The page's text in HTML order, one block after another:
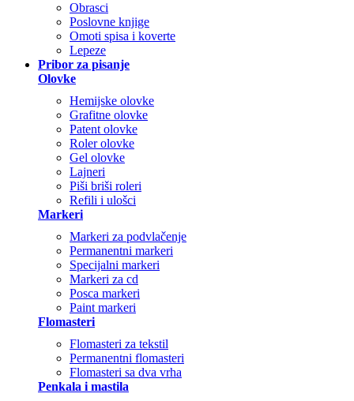
Obrasci
Poslovne knjige
Omoti spisa i koverte
Lepeze
Pribor za pisanje
Olovke
Hemijske olovke
Grafitne olovke
Patent olovke
Roler olovke
Gel olovke
Lajneri
Piši briši roleri
Refili i ulošci
Markeri
Markeri za podvlačenje
Permanentni markeri
Specijalni markeri
Markeri za cd
Posca markeri
Paint markeri
Flomasteri
Flomasteri za tekstil
Permanentni flomasteri
Flomasteri sa dva vrha
Penkala i mastila